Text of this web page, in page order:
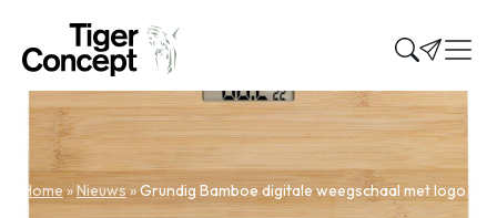
Home»Nieuws»Grundig Bamboe digitale weegschaal met logo